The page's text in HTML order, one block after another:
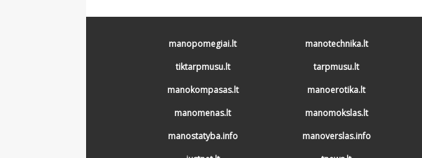
įrašų
manopomegiai.lt manotechnika.lt
tiktarpmusu.lt
tarpmusu.lt
manokompasas.lt
manoerotika.lt
manomenas.lt
manomokslas.lt
manostatyba.info
manoverslas.info